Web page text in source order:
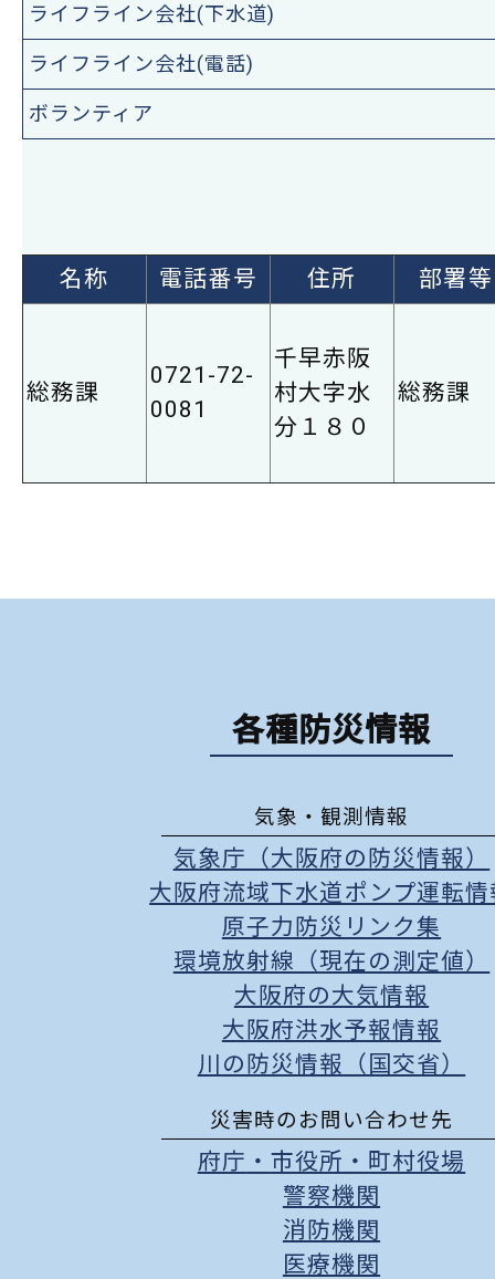
ライフライン会社(下水道)
ライフライン会社(電話)
ボランティア
名称 電話番号 住所 部署等
総務課
0721-72-
0081
千早赤阪
村大字水
分１８０
総務課
各種防災情報
気象・観測情報
気象庁（大阪府の防災情報）
大阪府流域下水道ポンプ運転情
原子力防災リンク集
環境放射線（現在の測定値）
大阪府の大気情報
大阪府洪水予報情報
川の防災情報（国交省）
災害時のお問い合わせ先
府庁 ・ 市役所 ・ 町村役場
警察機関
消防機関
医療機関